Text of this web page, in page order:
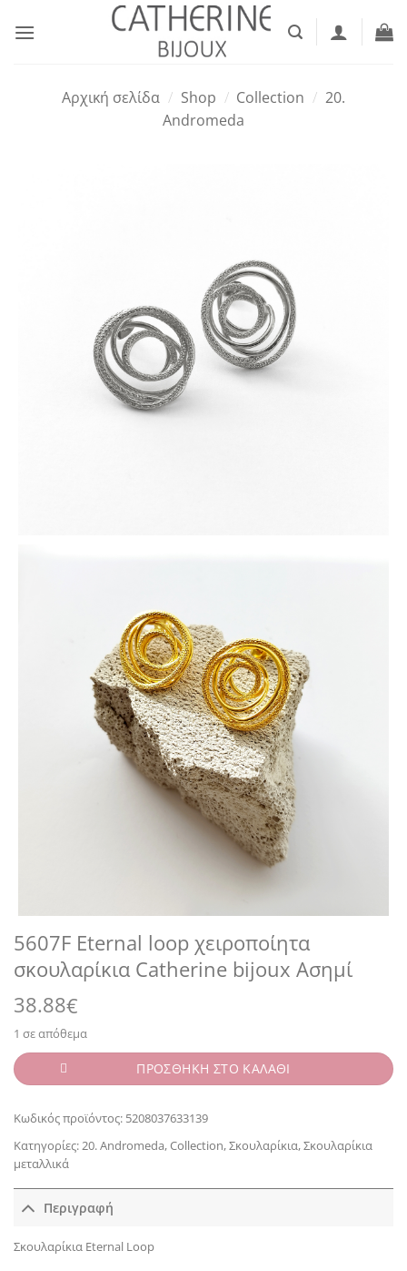
στο
Αρχική σελίδα / Shop / Collection / 20.
Andromeda
5607F Eternal loop χειροποίητα
σκουλαρίκια Catherine bijoux Ασημί
38.88€
1 σε απόθεμα
ΠΡΟΣΘΗΚΗ ΣΤΟ ΚΑΛΑΘΙ
Κωδικός προϊόντος: 5208037633139
Κατηγορίες: 20. Andromeda,Collection,Σκουλαρίκια,Σκουλαρίκια
μεταλλικά
Περιγραφή
Σκουλαρίκια Eternal Loop